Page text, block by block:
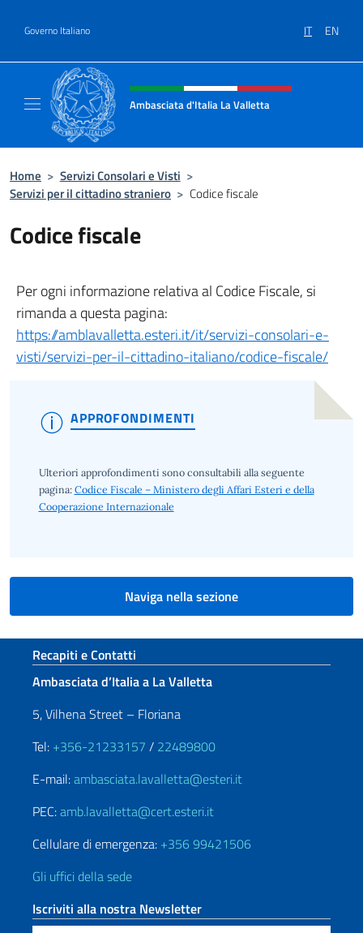
Governo Italiano IT EN
Intestazione sito, social e menù
Ambasciata d'Italia La Valletta
Home > Servizi Consolari e Visti >
Servizi per il cittadino straniero > Codice fiscale
Codice fiscale
Per ogni informazione relativa al Codice Fiscale, si
rimanda a questa pagina:
https://amblavalletta.esteri.it/it/servizi-consolari-e-
visti/servizi-per-il-cittadino-italiano/codice-fiscale/
APPROFONDIMENTI
Ulteriori approfondimenti sono consultabili alla seguente
pagina:Codice Fiscale – Ministero degli Affari Esteri e della
Cooperazione Internazionale
Naviga nella sezione
Sezione footer
Recapiti e Contatti
Ambasciata d’Italia a La Valletta
5, Vilhena Street – Floriana
Tel: +356-21233157 / 22489800
E-mail:ambasciata.lavalletta@esteri.it
PEC:amb.lavalletta@cert.esteri.it
Cellulare di emergenza: +356 99421506
Gli uffici della sede
Iscriviti alla nostra Newsletter